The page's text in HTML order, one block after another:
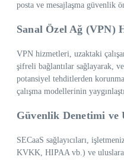
posta ve mesajlaşma güvenlik
Sanal Özel Ağ (VPN)
VPN hizmetleri, uzaktaki
şifreli bağlantılar sağlayarak,
potansiyel tehditlerden
çalışma modellerinin
Güvenlik Denetimi ve
SECaaS sağlayıcıları,
KVKK, HIPAA vb.) ve